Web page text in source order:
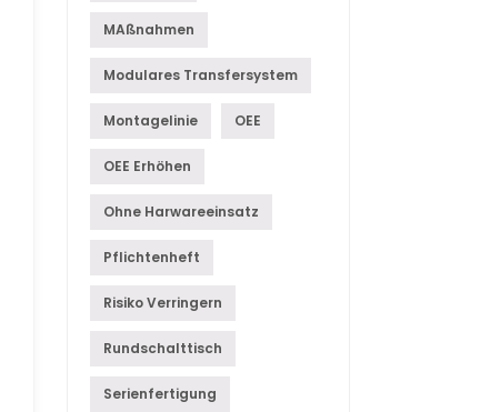
MAßnahmen
Modulares Transfersystem
Montagelinie OEE
OEE Erhöhen
Ohne Harwareeinsatz
Pflichtenheft
Risiko Verringern
Rundschalttisch
Serienfertigung